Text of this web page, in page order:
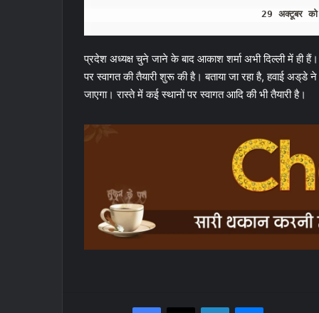
29 अक्टूबर
प्रदेश अध्यक्ष चुने जाने के बाद आकाश शर्मा अभी दिल्ली में ही
पर स्वागत की तैयारी शुरू की है। बताया जा रहा है, हवाई
जाएगा। रास्ते में कई स्थानों पर स्वागत आदि की भी तैयारी है।
Facebook
X LinkedInMessenger